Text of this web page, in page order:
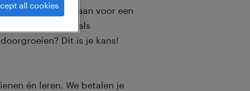
de techniek of gaan voor een
werkzaam als
Dit is je kans!
én leren. We betalen je
all cookies